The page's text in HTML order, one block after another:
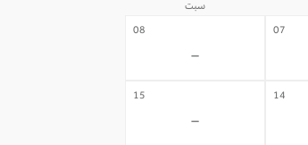
سبت
07
08
-
14
15
-